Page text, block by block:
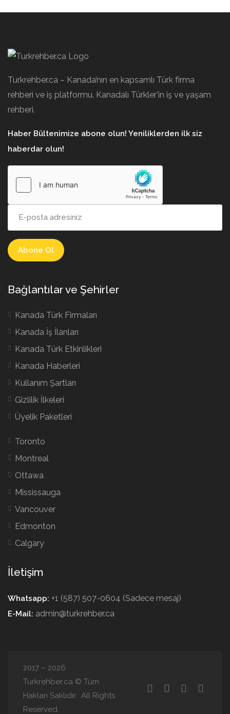
Turkrehber.ca – Kanada’nın en kapsamlı Türk firma
rehberi ve iş platformu. Kanadalı Türkler’in iş ve yaşam
rehberi.
Haber Bültenimize abone olun! Yeniliklerden ilk siz
haberdar olun!
Bağlantılar ve Şehirler
Kanada Türk Firmaları
Kanada İş İlanları
Kanada Türk Etkinlikleri
Kanada Haberleri
Kullanım Şartları
Gizlilik İlkeleri
Üyelik Paketleri
Toronto
Montreal
Ottawa
Mississauga
Vancouver
Edmonton
Calgary
İletişim
Whatsapp: +1 (587) 507-0604 (Sadece mesaj)
E-Mail: admin@turkrehber.ca
2017 – 2026
Turkrehber.ca © Tüm
Hakları Saklıdır. All Rights
Reserved.